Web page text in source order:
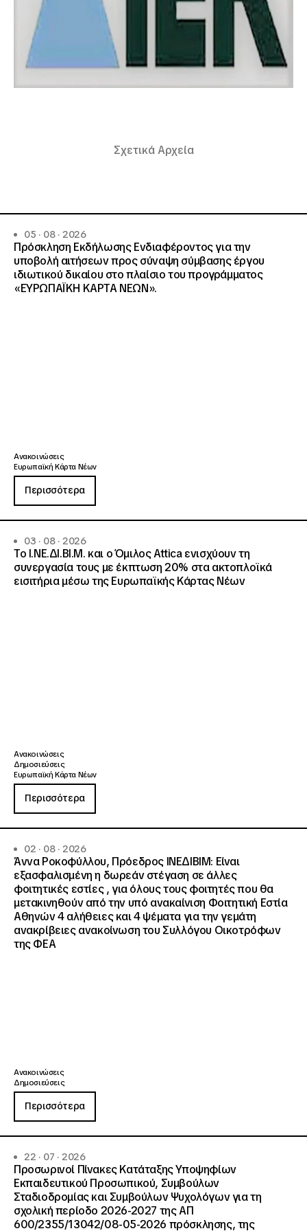
Σχετικά Αρχεία
05 · 08 · 2026
Πρόσκληση Εκδήλωσης Ενδιαφέροντος για την
υποβολή αιτήσεων προς σύναψη σύμβασης έργου
ιδιωτικού δικαίου στο πλαίσιο του προγράμματος
«ΕΥΡΩΠΑΪΚΗ ΚΑΡΤΑ ΝΕΩΝ».
Ανακοινώσεις
Ευρωπαϊκή Κάρτα Νέων
Περισσότερα
03 · 08 · 2026
Το Ι.ΝΕ.ΔΙ.ΒΙ.Μ. και o Όμιλος Attica ενισχύουν τη
συνεργασία τους με έκπτωση 20% στα ακτοπλοϊκά
εισιτήρια μέσω της Ευρωπαϊκής Κάρτας Νέων
Ανακοινώσεις
Δημοσιεύσεις
Ευρωπαϊκή Κάρτα Νέων
Περισσότερα
02 · 08 · 2026
Άννα Ροκοφύλλου, Πρόεδρος ΙΝΕΔΙΒΙΜ: Είναι
εξασφαλισμένη η δωρεάν στέγαση σε άλλες
φοιτητικές εστίες , για όλους τους φοιτητές που θα
μετακινηθούν από την υπό ανακαίνιση Φοιτητική Εστία
Αθηνών 4 αλήθειες και 4 ψέματα για την γεμάτη
ανακρίβειες ανακοίνωση του Συλλόγου Οικοτρόφων
της ΦΕΑ
Ανακοινώσεις
Δημοσιεύσεις
Περισσότερα
22 · 07 · 2026
Προσωρινοί Πίνακες Κατάταξης Υποψηφίων
Εκπαιδευτικού Προσωπικού, Συμβούλων
Σταδιοδρομίας και Συμβούλων Ψυχολόγων για τη
σχολική περίοδο 2026-2027 της ΑΠ
600/2355/13042/08-05-2026 πρόσκλησης, της